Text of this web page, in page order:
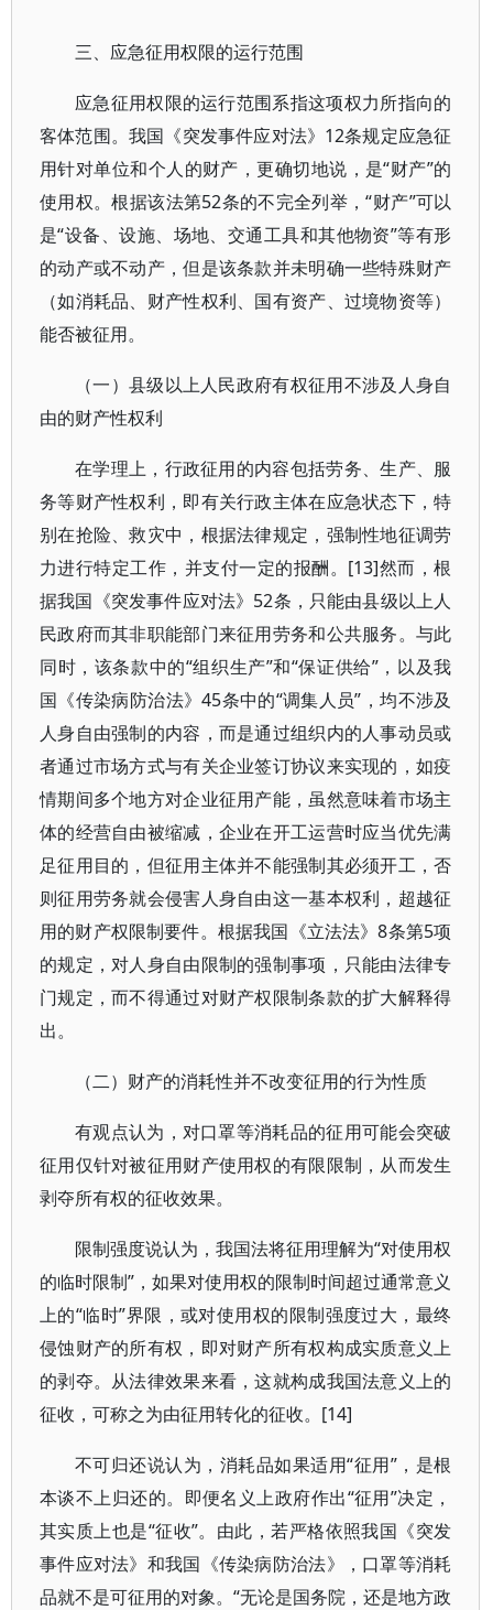
三、应急征用权限的运行范围
应急征用权限的运行范围系指这项权力所指向的
客体范围。我国《突发事件应对法》12条规定应急征
用针对单位和个人的财产，更确切地说，是“财产”的
使用权。根据该法第52条的不完全列举，“财产”可以
是“设备、设施、场地、交通工具和其他物资”等有形
的动产或不动产，但是该条款并未明确一些特殊财产
（如消耗品、财产性权利、国有资产、过境物资等）
能否被征用。
（一）县级以上人民政府有权征用不涉及人身自
由的财产性权利
在学理上，行政征用的内容包括劳务、生产、服
务等财产性权利，即有关行政主体在应急状态下，特
别在抢险、救灾中，根据法律规定，强制性地征调劳
力进行特定工作，并支付一定的报酬。[13]然而，根
据我国《突发事件应对法》52条，只能由县级以上人
民政府而其非职能部门来征用劳务和公共服务。与此
同时，该条款中的“组织生产”和“保证供给”，以及我
国《传染病防治法》45条中的“调集人员”，均不涉及
人身自由强制的内容，而是通过组织内的人事动员或
者通过市场方式与有关企业签订协议来实现的，如疫
情期间多个地方对企业征用产能，虽然意味着市场主
体的经营自由被缩减，企业在开工运营时应当优先满
足征用目的，但征用主体并不能强制其必须开工，否
则征用劳务就会侵害人身自由这一基本权利，超越征
用的财产权限制要件。根据我国《立法法》8条第5项
的规定，对人身自由限制的强制事项，只能由法律专
门规定，而不得通过对财产权限制条款的扩大解释得
出。
（二）财产的消耗性并不改变征用的行为性质
有观点认为，对口罩等消耗品的征用可能会突破
征用仅针对被征用财产使用权的有限限制，从而发生
剥夺所有权的征收效果。
限制强度说认为，我国法将征用理解为“对使用权
的临时限制”，如果对使用权的限制时间超过通常意义
上的“临时”界限，或对使用权的限制强度过大，最终
侵蚀财产的所有权，即对财产所有权构成实质意义上
的剥夺。从法律效果来看，这就构成我国法意义上的
征收，可称之为由征用转化的征收。[14]
不可归还说认为，消耗品如果适用“征用”，是根
本谈不上归还的。即便名义上政府作出“征用”决定，
其实质上也是“征收”。由此，若严格依照我国《突发
事件应对法》和我国《传染病防治法》，口罩等消耗
品就不是可征用的对象。“无论是国务院，还是地方政